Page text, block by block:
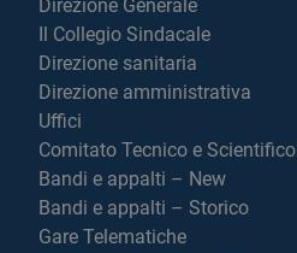
Direzione Generale
Il Collegio Sindacale
Direzione sanitaria
Direzione amministrativa
Uffici
Comitato Tecnico e Scientifico
Bandi e appalti – New
Bandi e appalti – Storico
Gare Telematiche